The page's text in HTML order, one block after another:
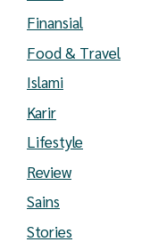
Finansial
Food & Travel
Islami
Karir
Lifestyle
Review
Sains
Stories